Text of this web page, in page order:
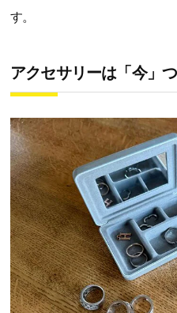
す。
アクセサリーは「今」